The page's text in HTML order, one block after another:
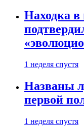
Находка
1 неделя спустя
Названы
первой
1 неделя спустя